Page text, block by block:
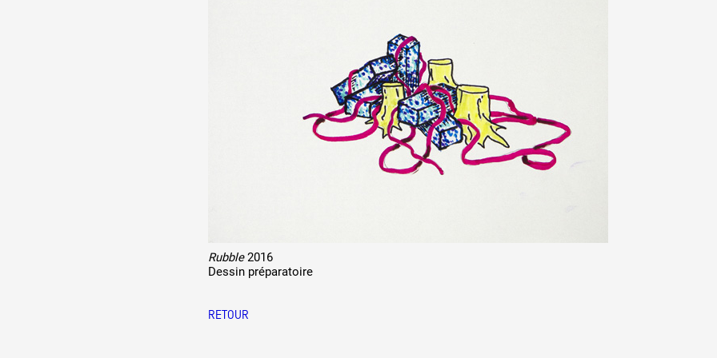
Rubble2016
Dessin préparatoire
RETOUR